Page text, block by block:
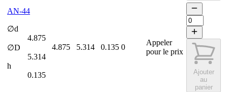
AN-44
∅d
4.875
∅D
5.314
h
0.135
4.875 5.314 0.135 0
Appeler
pour le prix
Ajouter
au
panier